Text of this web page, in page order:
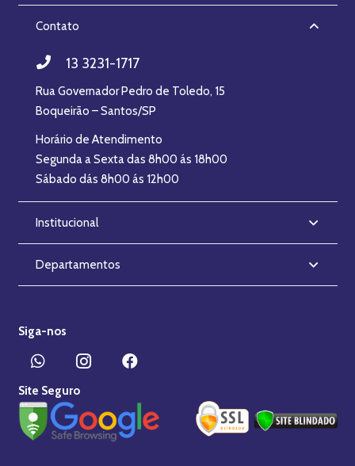
Contato
13 3231-1717
Rua Governador Pedro de Toledo, 15
Boqueirão – Santos/SP
Horário de Atendimento
Segunda a Sexta das 8h00 ás 18h00
Sábado dás 8h00 ás 12h00
Institucional
Departamentos
Siga-nos
Site Seguro